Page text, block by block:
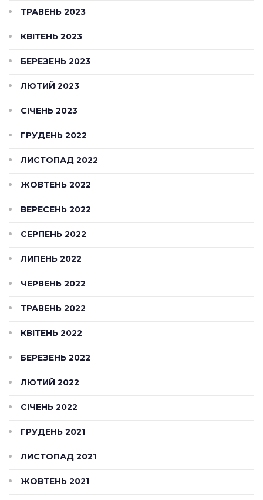
ТРАВЕНЬ 2023
КВІТЕНЬ 2023
БЕРЕЗЕНЬ 2023
ЛЮТИЙ 2023
СІЧЕНЬ 2023
ГРУДЕНЬ 2022
ЛИСТОПАД 2022
ЖОВТЕНЬ 2022
ВЕРЕСЕНЬ 2022
СЕРПЕНЬ 2022
ЛИПЕНЬ 2022
ЧЕРВЕНЬ 2022
ТРАВЕНЬ 2022
КВІТЕНЬ 2022
БЕРЕЗЕНЬ 2022
ЛЮТИЙ 2022
СІЧЕНЬ 2022
ГРУДЕНЬ 2021
ЛИСТОПАД 2021
ЖОВТЕНЬ 2021